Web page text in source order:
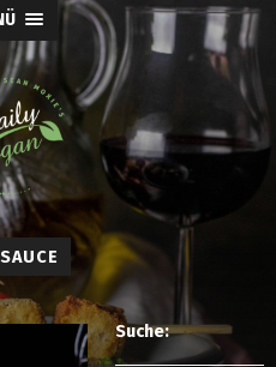
Suche: